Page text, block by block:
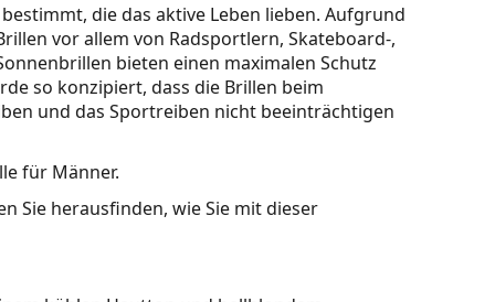
die das aktive Leben lieben. Aufgrund
vor allem von Radsportlern, Skateboard-,
bieten einen maximalen Schutz
so konzipiert, dass die Brillen beim
und das Sportreiben nicht beeinträchtigen
für Männer.
Sie herausfinden, wie Sie mit dieser